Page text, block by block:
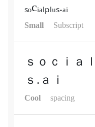
ₛₒcᵢₐₗₚₗᵤₛ.ₐᵢ
Small Subscript
ｓｏｃｉａ
ｓ.ａｉ
Cool spacing